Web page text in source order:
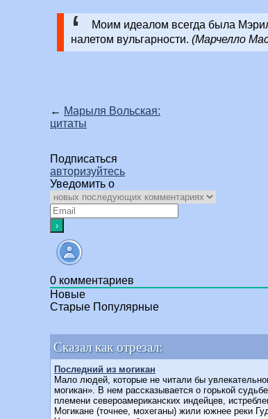
Моим идеалом всегда была
налетом вульгарности. (Марчелло
← Марыля Вольская:
цитаты
Подписаться
авторизуйтесь
Уведомить о
0 комментариев
Новые
Старые Популярные
Сказал как отрезал:
Последний из могикан
Мало людей, которые не читали бы
могикан». В нем рассказывается о горькой
племени североамериканских индейцев,
Могикане (точнее, мохеганы) жили южнее реки